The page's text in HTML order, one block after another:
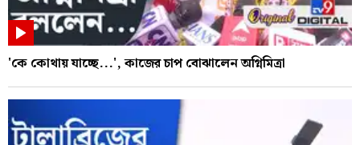
'কে কোথায় যাচ্ছে...', কাজের চাপ বোঝালেন অগ্নিমিত্রা